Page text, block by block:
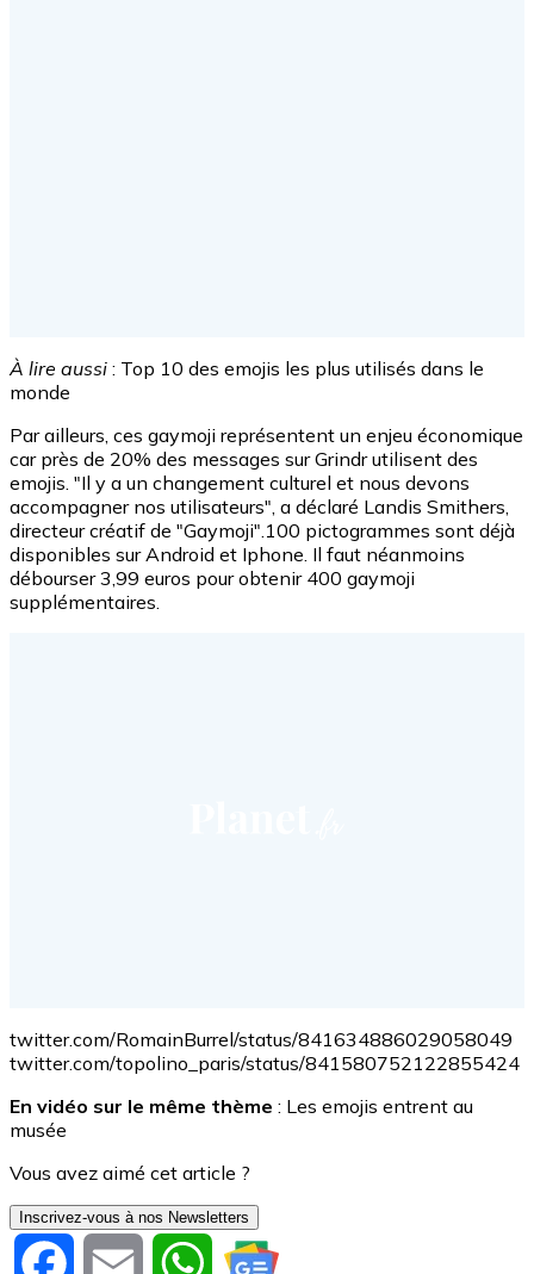
À lire aussi : Top 10 des emojis les plus utilisés dans le
monde
Par ailleurs, ces gaymoji représentent un enjeu économique
car près de 20% des messages sur Grindr utilisent des
emojis. "Il y a un changement culturel et nous devons
accompagner nos utilisateurs", a déclaré Landis Smithers,
directeur créatif de "Gaymoji".100 pictogrammes sont déjà
disponibles sur Android et Iphone. Il faut néanmoins
débourser 3,99 euros pour obtenir 400 gaymoji
supplémentaires.
twitter.com/RomainBurrel/status/841634886029058049
twitter.com/topolino_paris/status/841580752122855424
En vidéo sur le même thème : Les emojis entrent au
musée
Vous avez aimé cet article ?
Inscrivez-vous à nos Newsletters
Facebook Email WhatsApp